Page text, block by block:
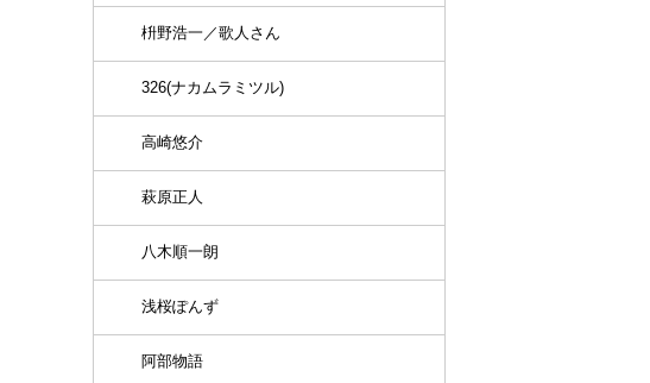
枡野浩一／歌人さん
326(ナカムラミツル)
高崎悠介
萩原正人
八木順一朗
浅桜ぽんず
阿部物語